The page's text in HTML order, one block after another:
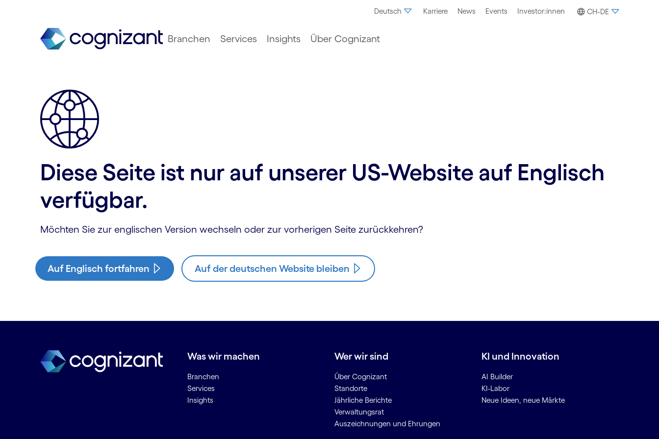
Deutsch Karriere News Events Investor:innen CH-DE
Branchen Services Insights Über Cognizant
Diese Seite ist nur auf unserer US-Website auf Englisch
verfügbar.
Möchten Sie zur englischen Version wechseln oder zur vorherigen Seite zurückkehren?
Auf Englisch fortfahren Auf der deutschen Website bleiben
Was wir machen
Branchen
Services
Insights
Wer wir sind
Über Cognizant
Standorte
Jährliche Berichte
Verwaltungsrat
Auszeichnungen und Ehrungen
KI und Innovation
AI Builder
KI-Labor
Neue Ideen, neue Märkte